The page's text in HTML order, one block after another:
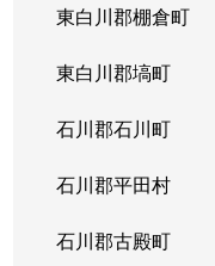
東白川郡棚倉町
東白川郡塙町
石川郡石川町
石川郡平田村
石川郡古殿町